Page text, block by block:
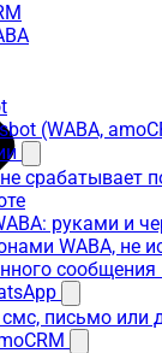
(WABA,
срабатывает
руками и
WABA, не
сообщения
письмо или